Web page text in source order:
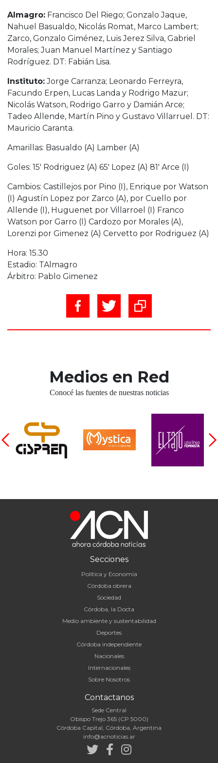
Almagro: Francisco Del Riego; Gonzalo Jaque,
Nahuel Basualdo, Nicolás Romat, Marco Lambert;
Zarco, Gonzalo Giménez, Luis Jerez Silva, Gabriel
Morales; Juan Manuel Martínez y Santiago
Rodríguez. DT: Fabián Lisa.
Instituto:Jorge Carranza; Leonardo Ferreyra,
Facundo Erpen, Lucas Landa y Rodrigo Mazur;
Nicolás Watson, Rodrigo Garro y Damián Arce;
Tadeo Allende, Martín Pino y Gustavo Villarruel. DT:
Mauricio Caranta.
Amarillas: Basualdo (A) Lamber (A)
Goles: 15′ Rodriguez (A) 65′ Lopez (A) 81′ Arce (I)
Cambios: Castillejos por Pino (I), Enrique por Watson
(I) Agustín Lopez por Zarco (A), por Cuello por
Allende (I), Huguenet por Villarroel (I) Franco
Watson por Garro (I) Cardozo por Morales (A),
Lorenzi por Gimenez (A) Cervetto por Rodriguez (A)
Hora: 15.30
Estadio: TAlmagro
Árbitro: Pablo Gimenez
Medios en Red
Conocé las fuentes de nuestras noticias
Secciones
Política y Economía
Córdoba obrera
Sociedad
Córdoba, la Docta
Medio ambiente y sustentabilidad
Deportes
Córdoba independiente
Nacionales
Internacionales
Sobre Nosotros
Contactanos
Sede Central
Obispo Trejo 365 (CP 5000)
Córdoba Capital, Córdoba, Argentina
info@acnoticias.ar